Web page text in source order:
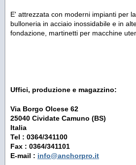
E' attrezzata con moderni impianti per
bulloneria in acciaio inossidabile e in
fondazione, martinetti per macchine
Uffici, produzione e magazzino:
Via Borgo Olcese 62
25040 Cividate Camuno (BS)
Italia
Tel : 0364/341100
Fax : 0364/341101
E-mail : info@anchorpro.it